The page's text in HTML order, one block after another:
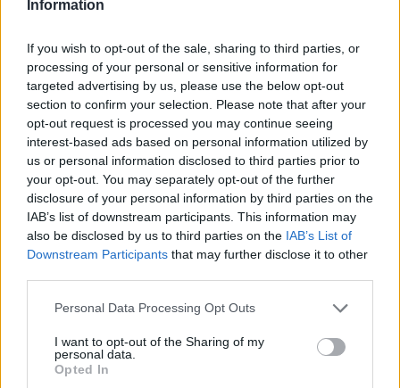
Information
If you wish to opt-out of the sale, sharing to third parties, or
processing of your personal or sensitive information for
targeted advertising by us, please use the below opt-out
section to confirm your selection. Please note that after your
opt-out request is processed you may continue seeing
interest-based ads based on personal information utilized by
us or personal information disclosed to third parties prior to
your opt-out. You may separately opt-out of the further
disclosure of your personal information by third parties on the
IAB’s list of downstream participants. This information may
also be disclosed by us to third parties on the IAB’s List of
Downstream Participants that may further disclose it to other
Personal Data Processing Opt Outs
I want to opt-out of the Sharing of my
personal data.
Opted In
08. After All
⇑
Biographie
Albums & Chansons
Téléchargements
Photos
Corrections & commentaires
Pour prolonger le plaisir musical :
Vous aimez chanter, apprenez la guitare chez
Télécharger légalement les MP3 ou trouver le CD sur
Trouver des vinyles et des CD sur
Trouver un instrument de musique ou une partition au